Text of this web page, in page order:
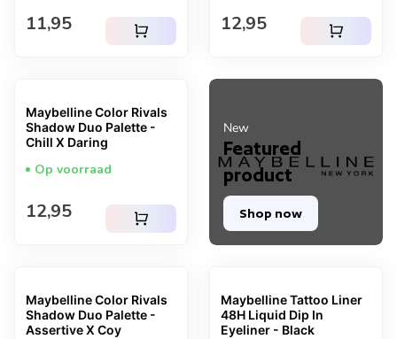
New
Featured
product
Shop now
Normale prijs
11,95 shopping_cart Normale prijs
12,95 shopping_cart
Maybelline Color Rivals
Shadow Duo Palette -
Chill X Daring
Op voorraad
Normale prijs
12,95 shopping_cart
Maybelline Color Rivals
Shadow Duo Palette -
Assertive X Coy
Maybelline Tattoo Liner
48H Liquid Dip In
Eyeliner - Black